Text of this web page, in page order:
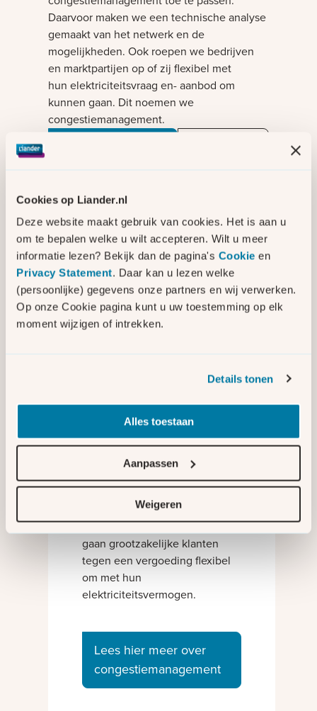
Cookies op Liander.nl
Deze website maakt gebruik van cookies. Het is aan u
om te bepalen welke u wilt accepteren. Wilt u meer
informatie lezen? Bekijk dan de pagina's Cookie en
Privacy Statement. Daar kan u lezen welke
(persoonlijke) gegevens onze partners en wij verwerken.
Op onze Cookie pagina kunt u uw toestemming op elk
moment wijzigen of intrekken.
Details tonen
Alles toestaan
Aanpassen
Weigeren
Daarvoor maken we een technische analyse
gemaakt van het netwerk en de
mogelijkheden. Ook roepen we bedrijven
en marktpartijen op of zij flexibel met
hun elektriciteitsvraag en- aanbod om
kunnen gaan. Dit noemen we
congestiemanagement.
onderzoeken
Hoe lossen we
netcongestie op?
Netcongestie komt steeds vaker en op meer
plekken voor. Om dit op te lossen werken
we aan het elektriciteitsnet. Daarnaast is het
belangrijk dat we bewuster, slimmer en
Congestiemanagement
Om congestie op te lossen zijn
vaak netverzwaringen nodig.
Dat kost tijd. Daarom
onderzoeken we ook de
mogelijkheden voor
congestiemanagement. Hierbij
gaan grootzakelijke klanten
tegen een vergoeding flexibel
om met hun
elektriciteitsvermogen.
Lees hier meer over
congestiemanagement